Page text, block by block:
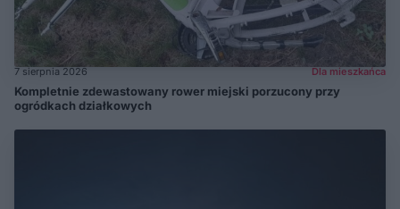
7 sierpnia 2026 Dla mieszkańca
Kompletnie zdewastowany rower miejski porzucony przy
ogródkach działkowych